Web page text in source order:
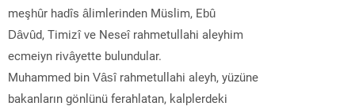
meşhûr hadîs âlimlerinden Müslim, Ebû
Dâvûd, Timizî ve Neseî rahmetullahi aleyhim
ecmeiyn rivâyette bulundular.
Muhammed bin Vâsî rahmetullahi aleyh, yüzüne
bakanların gönlünü ferahlatan, kalplerdeki